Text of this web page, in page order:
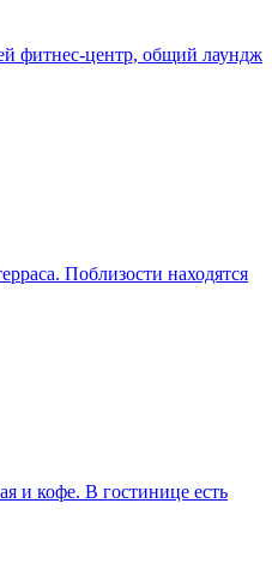
фитнес-центр, общий лаундж
Поблизости находятся
и кофе. В гостинице есть